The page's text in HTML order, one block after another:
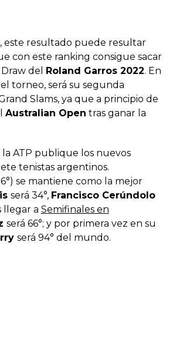
, este resultado puede resultar
con este ranking consigue sacar
del Roland Garros 2022. En
torneo, será su segunda
Slams, ya que a principio de
Australian Open tras ganar la
ATP publique los nuevos
tenistas argentinos.
se mantiene como la mejor
será 34°, Francisco Cerúndolo
llegar a Semifinales en
será 66°; y por primera vez en su
será 94° del mundo.